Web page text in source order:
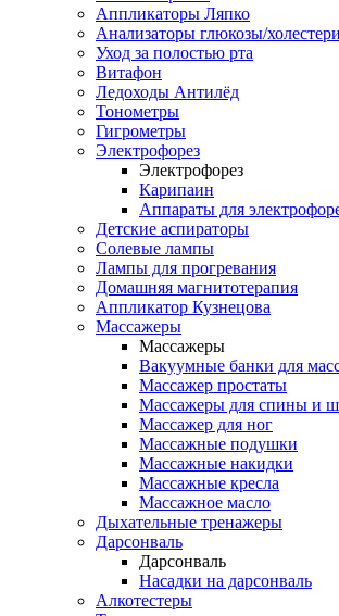
Аппликаторы Ляпко
Анализаторы глюкозы/
Уход за полостью рта
Витафон
Ледоходы Антилёд
Тонометры
Гигрометры
Электрофорез
Электрофорез
Карипаин
Аппараты для
Детские аспираторы
Солевые лампы
Лампы для прогревания
Домашняя магнитотерапия
Аппликатор Кузнецова
Массажеры
Массажеры
Вакуумные банки для
Массажер простаты
Массажеры для спины и
Массажер для ног
Массажные подушки
Массажные накидки
Массажные кресла
Массажное масло
Дыхательные тренажеры
Дарсонваль
Дарсонваль
Насадки на дарсонваль
Алкотестеры